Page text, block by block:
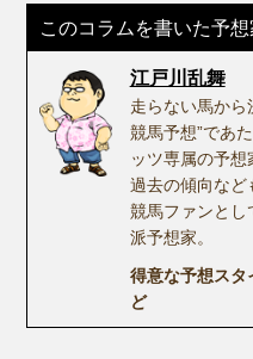
このコラムを書いた予想
江戸川乱舞
走らない馬から
競馬予想”であ
ッツ専属の予想
過去の傾向など
競馬ファンとし
派予想家。
得意な予想スタ
ど